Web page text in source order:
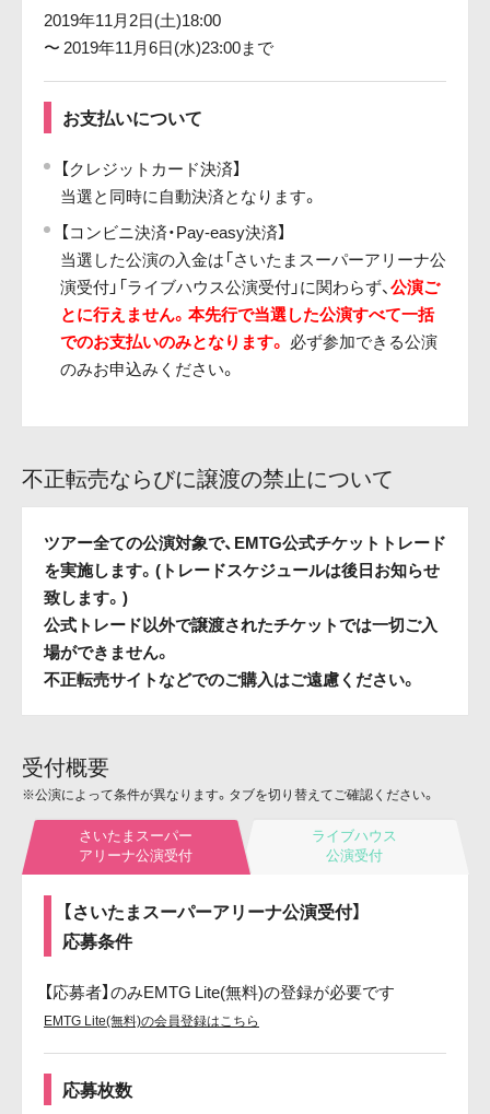
2019年11月2日(土)18:00
〜 2019年11月6日(水)23:00まで
お支払いについて
【クレジットカード決済】
当選と同時に自動決済となります。
【コンビニ決済・Pay-easy決済】
当選した公演の入金は「さいたまスーパーアリーナ公
演受付」「ライブハウス公演受付」に関わらず、公演ご
とに行えません。本先行で当選した公演すべて一括
でのお支払いのみとなります。 必ず参加できる公演
のみお申込みください。
不正転売ならびに譲渡の禁止について
ツアー全ての公演対象で、EMTG公式チケットトレード
を実施します。(トレードスケジュールは後日お知らせ
致します。)
公式トレード以外で譲渡されたチケットでは一切ご入
場ができません。
不正転売サイトなどでのご購入はご遠慮ください。
受付概要
※公演によって条件が異なります。タブを切り替えてご確認ください。
さいたまスーパー
アリーナ公演受付
ライブハウス
公演受付
【さいたまスーパーアリーナ公演受付】
応募条件
【応募者】のみEMTG Lite(無料)の登録が必要です
EMTG Lite(無料)の会員登録はこちら
応募枚数